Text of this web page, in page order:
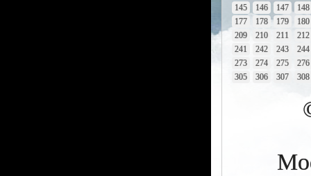
145
146 147
148
177
178 179
180
209
210 211
212
241
242 243
244
273
274 275
276
305
306 307 308